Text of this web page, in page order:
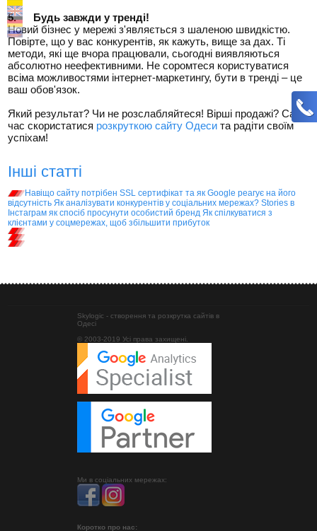
5. Будь завжди у тренді!
Новий бізнес у мережі з'являється з шаленою швидкістю.
Повірте, що у вас конкурентів, як кажуть, вище за дах. Ті
методи, які ще вчора працювали, сьогодні виявляються
абсолютно неефективними. Не соромтеся користуватися
всіма можливостями інтернет-маркетингу, бути в тренді – це
ваш обов'язок.
Який результат? Чи не розслабляйтеся! Вірші продажі? Саме
час скористатися розкруткою сайту Одеси та радіти своїм
успіхам!
Інші статті
Навіщо сайту потрібен SSL сертифікат та як Google реагує на його
відсутністьЯк аналізувати конкурентів у соціальних мережах?Stories в
Інстаграм як спосіб просунути особистий брендЯк спілкуватися з
клієнтами у соцмережах, щоб збільшити прибуток
Skylogic - створення та розкрутка сайтів в
Одесі
© 2003-2019 Усі права захищені.
Ми в соціальних мережах:
Коротко про нас: